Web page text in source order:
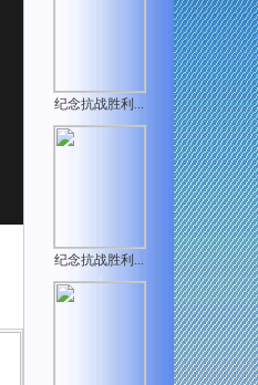
纪念抗战胜利...
纪念抗战胜利...